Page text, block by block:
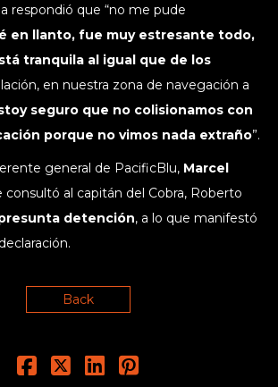
respondió que “no me pude
en llanto, fue muy estresante todo,
tranquila al igual que de los
en nuestra zona de navegación a
seguro que no colisionamos con
porque no vimos nada extraño”.
general de PacificBlu, Marcel
consultó al capitán del Cobra, Roberto
detención, a lo que manifestó
Back